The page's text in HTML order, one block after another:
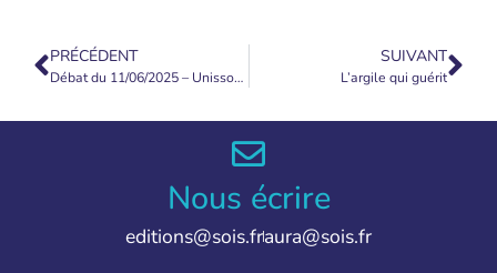
PRÉCÉDENT
Débat du 11/06/2025 – Unissons-nous pour bâtir le nouveau monde
SUIVANT
L’argile qui guérit
Nous écrire
editions@sois.fraura@sois.fr